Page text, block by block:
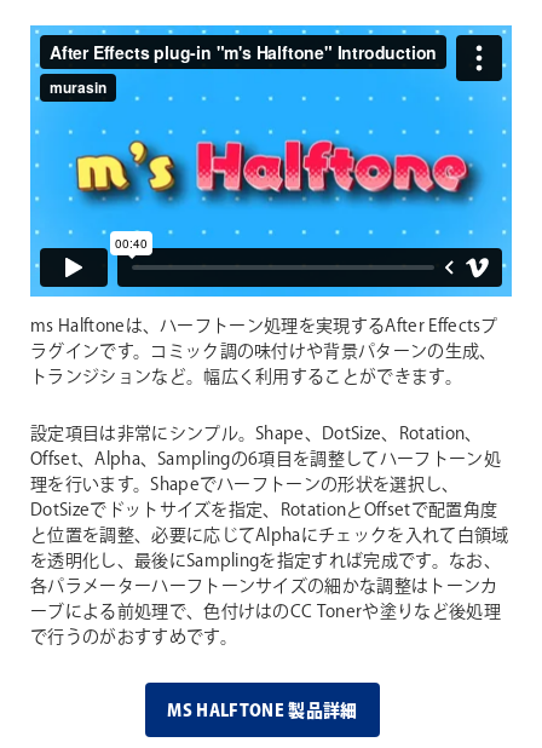
ms Halftoneは、ハーフトーン処理を実現するAfter Effectsプ
ラグインです。コミック調の味付けや背景パターンの生成、
トランジションなど。幅広く利用することができます。
設定項目は非常にシンプル。Shape、DotSize、Rotation、
Offset、Alpha、Samplingの6項目を調整してハーフトーン処
理を行います。Shapeでハーフトーンの形状を選択し、
DotSizeでドットサイズを指定、RotationとOffsetで配置角度
と位置を調整、必要に応じてAlphaにチェックを入れて白領域
を透明化し、最後にSamplingを指定すれば完成です。なお、
各パラメーターハーフトーンサイズの細かな調整はトーンカ
ーブによる前処理で、色付けはのCC Tonerや塗りなど後処理
で行うのがおすすめです。
MS HALFTONE 製品詳細